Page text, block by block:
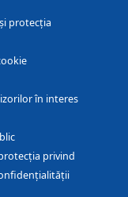
protecția
în interes
privind